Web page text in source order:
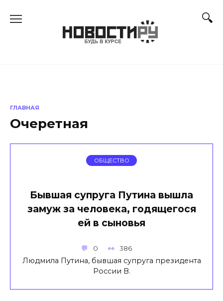
ГЛАВНАЯ
Очеретная
ОБЩЕСТВО
Бывшая супруга Путина вышла
замуж за человека, годящегося
ей в сыновья
0 386
Людмила Путина, бывшая супруга президента
России В.